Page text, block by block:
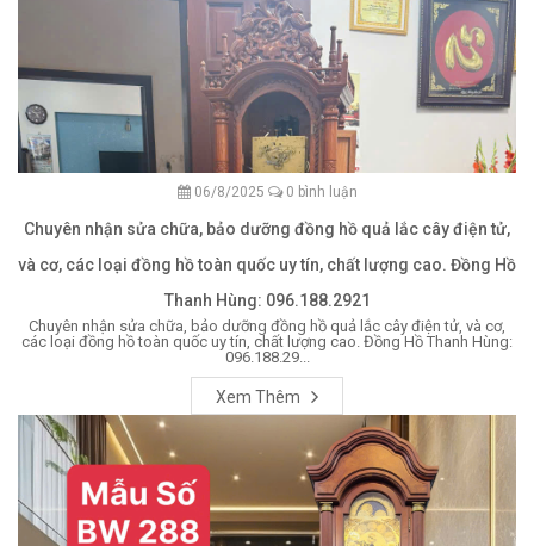
06/8/2025 0 bình luận
Chuyên nhận sửa chữa, bảo dưỡng đồng hồ quả lắc cây điện tử,
và cơ, các loại đồng hồ toàn quốc uy tín, chất lượng cao. Đồng Hồ
Thanh Hùng: 096.188.2921
Chuyên nhận sửa chữa, bảo dưỡng đồng hồ quả lắc cây điện tử, và cơ,
các loại đồng hồ toàn quốc uy tín, chất lượng cao. Đồng Hồ Thanh Hùng:
096.188.29...
Xem Thêm